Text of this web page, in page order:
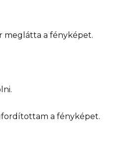
meglátta a fényképet.
a fényképet.